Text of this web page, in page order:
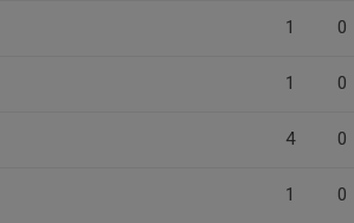
1 0
1 0
4 0
1 0